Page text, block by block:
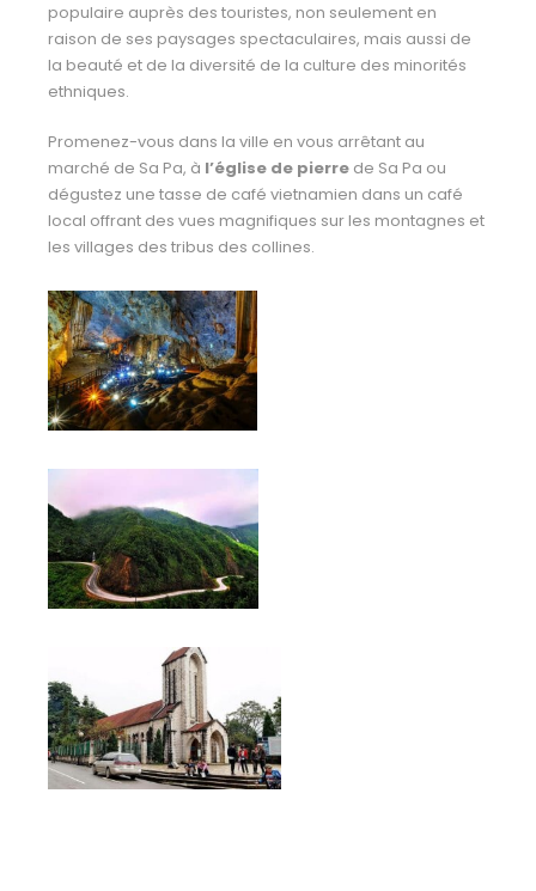
populaire auprès des touristes, non seulement en
raison de ses paysages spectaculaires, mais aussi de
la beauté et de la diversité de la culture des minorités
ethniques.
Promenez-vous dans la ville en vous arrêtant au
marché de Sa Pa, à l’église de pierre de Sa Pa ou
dégustez une tasse de café vietnamien dans un café
local offrant des vues magnifiques sur les montagnes et
les villages des tribus des collines.